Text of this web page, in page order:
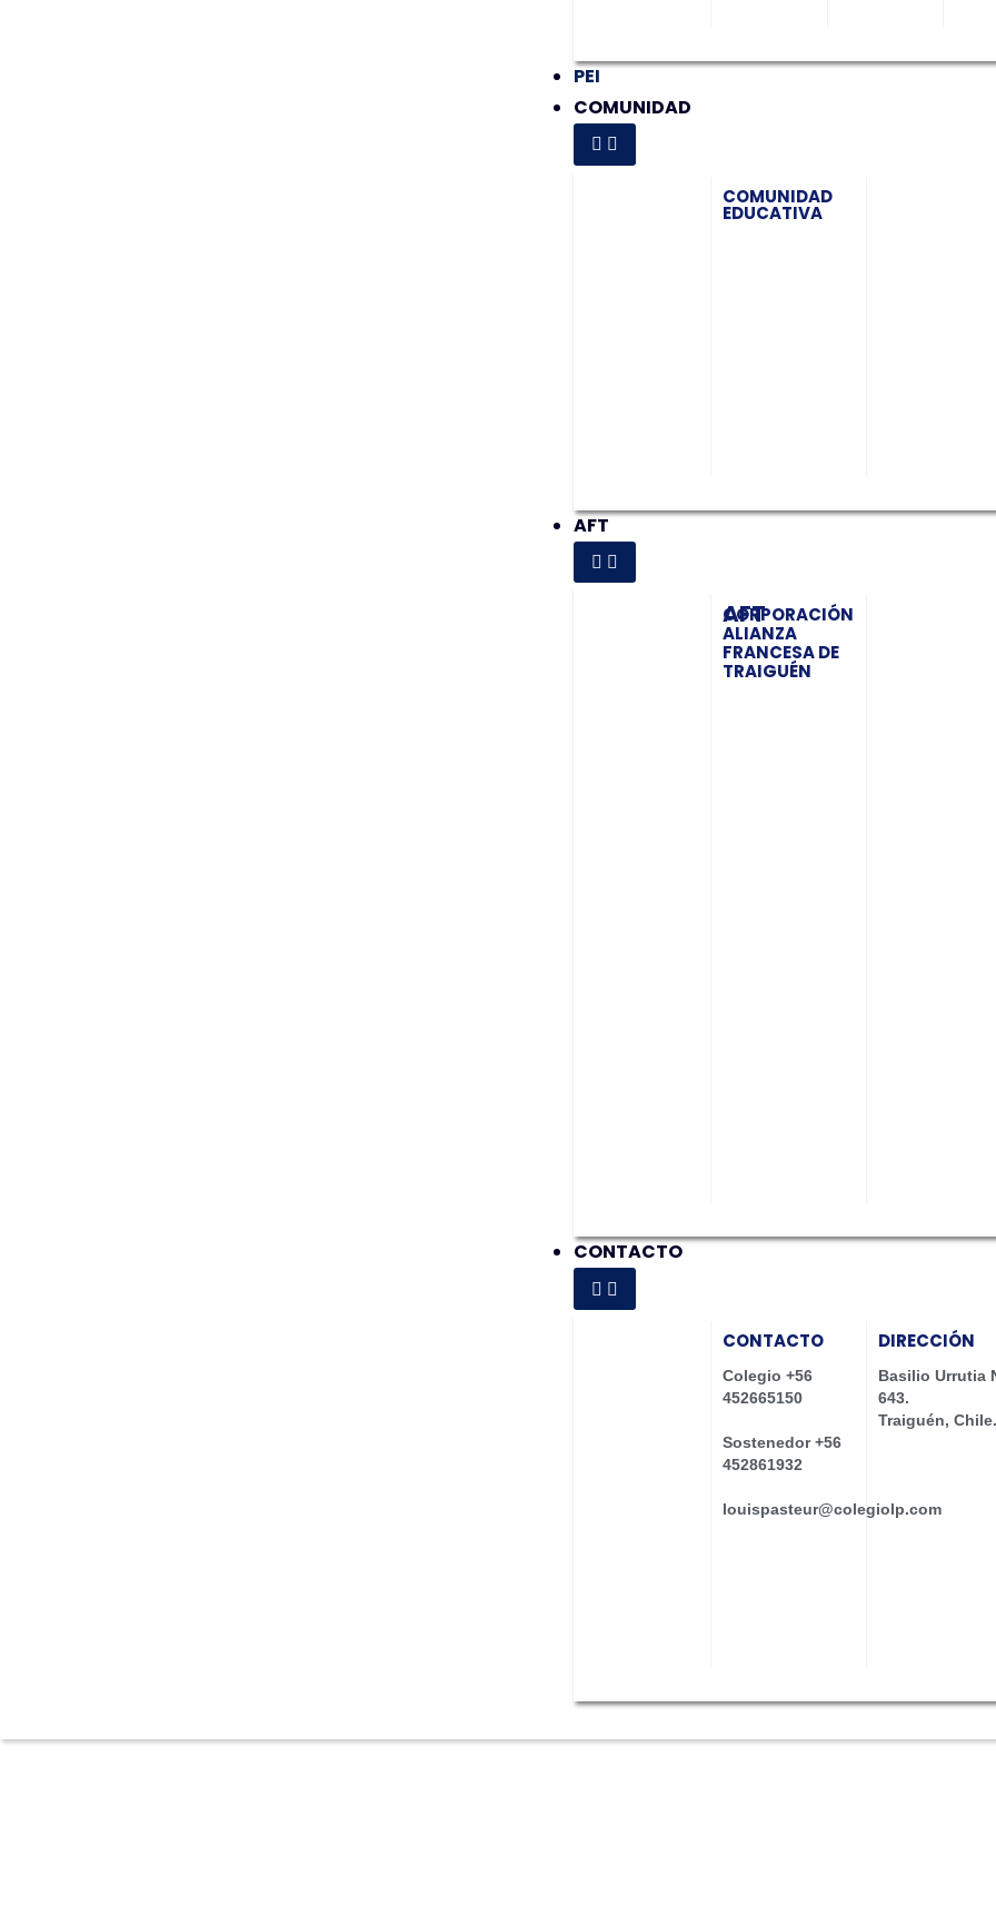
PEI
COMUNIDAD
COMUNIDAD
EDUCATIVA
AFT
AFT
CORPORACIÓN
ALIANZA
FRANCESA DE
TRAIGUÉN
CONTACTO
CONTACTO
Colegio +56
452665150
Sostenedor +56
452861932
louispasteur@colegiolp.com
DIRECCIÓN
Basilio Urrutia
643.
Traiguén, Chile.